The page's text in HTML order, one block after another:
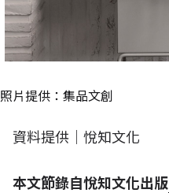
照片提供：集品文創
資料提供｜悅知文化
本文節錄自悅知文化出版